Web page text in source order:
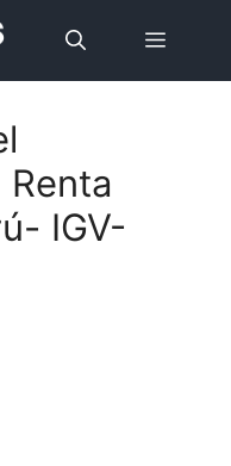
Menú
IGV-